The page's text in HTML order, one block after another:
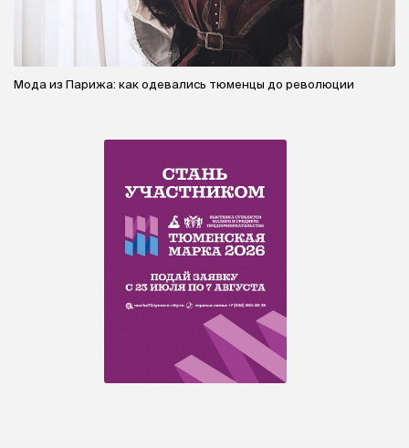
Мода из Парижа: как одевались тюменцы до революции